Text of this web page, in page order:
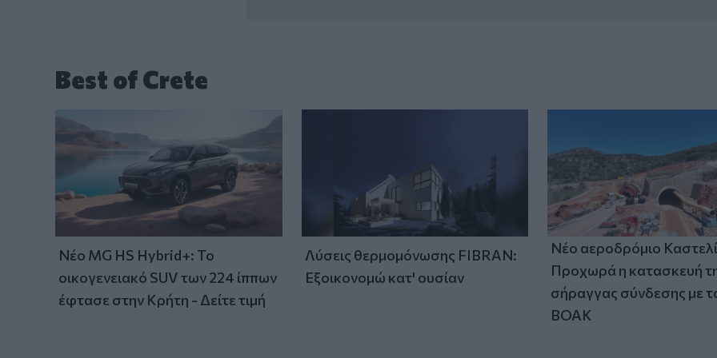
Best of Crete
Νέο MG HS Hybrid+: Το
οικογενειακό SUV των 224 ίππων
έφτασε στην Κρήτη - Δείτε τιμή
Λύσεις θερμομόνωσης FIBRAN:
Εξοικονομώ κατ' ουσίαν
Νέο αεροδρόμιο
Προχωρά η κατασκευή
σήραγγας σύνδεσης με
ΒΟΑΚ